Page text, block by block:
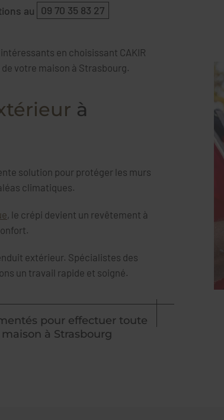
au 09 70 35 83 27
en choisissant CAKIR
votre maison à Strasbourg.
à
solution pour protéger les murs
climatiques.
, le crépi devient un revêtement à
extérieur. Spécialistes des
un travail rapide et soigné.
pour effectuer toute
à Strasbourg